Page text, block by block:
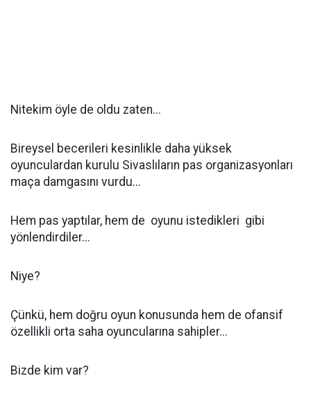
Nitekim öyle de oldu zaten...
Bireysel becerileri kesinlikle daha yüksek
oyunculardan kurulu Sivaslıların pas organizasyonları
maça damgasını vurdu...
Hem pas yaptılar, hem de oyunu istedikleri gibi
yönlendirdiler...
Niye?
Çünkü, hem doğru oyun konusunda hem de ofansif
özellikli orta saha oyuncularına sahipler...
Bizde kim var?